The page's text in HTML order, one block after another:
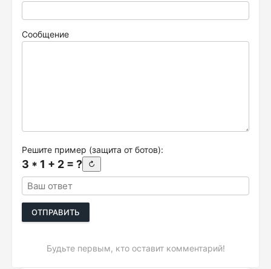
Сообщение
Решите пример (защита от ботов):
3 * 1 + 2 = ? ↻
ОТПРАВИТЬ
Будьте первым, кто оставит комментарий!